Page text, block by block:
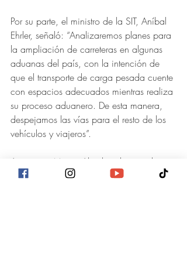
Por su parte, el ministro de la SIT, Aníbal
Ehrler, señaló: “Analizaremos planes para
la ampliación de carreteras en algunas
aduanas del país, con la intención de
que el transporte de carga pesada cuente
con espacios adecuados mientras realiza
su proceso aduanero. De esta manera,
despejamos las vías para el resto de los
vehículos y viajeros”.
Asimismo, Marco Abadie, director de
Aduanas Honduras, expresó: “Nuestra